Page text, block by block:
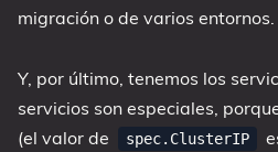
migración o de varios entornos.
Y, por último, tenemos los
servicios son especiales,
(el valor de
spec.ClusterIP